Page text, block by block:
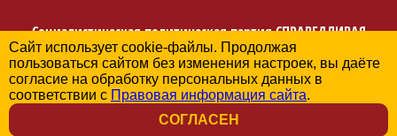
Социалистическая политическая партияСПРАВЕДЛИВАЯ
РОССИЯ
Региональное отделение партии в Санкт-Петербурге
© 2006-2026
Политика в отношении обработки персональных данных
Сайт использует cookie-файлы. Продолжая
пользоваться сайтом без изменения настроек, вы даёте
согласие на обработку персональных данных в
соответствии с Правовая информация сайта.
СОГЛАСЕН